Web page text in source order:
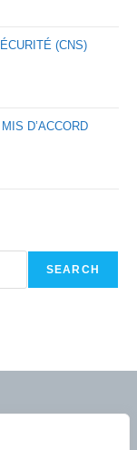
(CNS)
D’ACCORD
SEARCH